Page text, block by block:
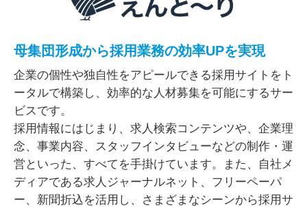
母集団形成から採用業務の効率UPを実現
企業の個性や独自性をアピールできる採用サイトをト
ータルで構築し、効率的な人材募集を可能にするサー
ビスです。
採用情報にはじまり、求人検索コンテンツや、企業理
念、事業内容、スタッフインタビューなどの制作・運
営といった、すべてを手掛けています。また、自社メ
ディアである求人ジャーナルネット、フリーペーパ
ー、新聞折込を活用し、さまざまなシーンから採用サ